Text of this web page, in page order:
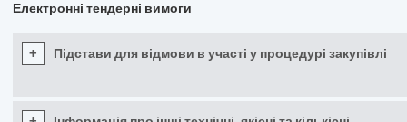
Електронні тендерні вимоги
+ Підстави для відмови в участі у процедурі закупівлі